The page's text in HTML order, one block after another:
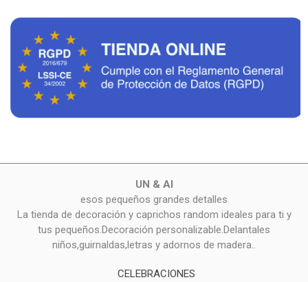
UN & AI
esos pequeños grandes detalles
La tienda de decoración y caprichos random ideales para ti y
tus pequeños.Decoración personalizable.Delantales
niños,guirnaldas,letras y adornos de madera..
CELEBRACIONES